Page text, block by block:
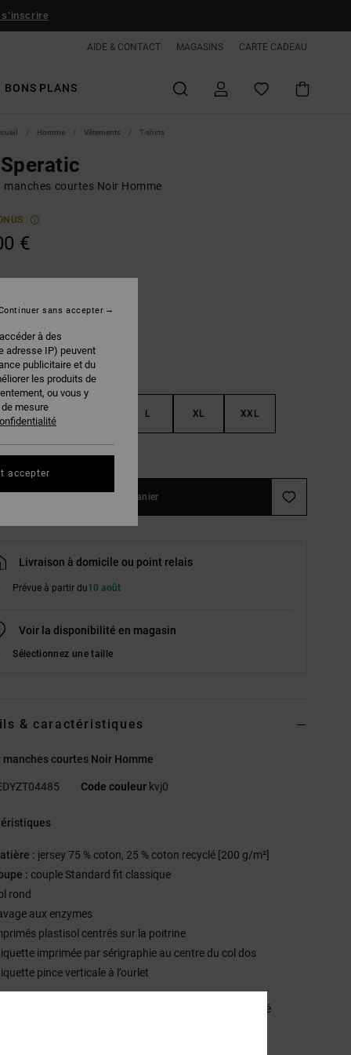
s'inscrire
AIDE & CONTACT MAGASINS CARTE CADEAU
BONS PLANS
Homme Vêtements T-shirts
manches courtes Noir Homme
€
S L XL XXL
Ajouter au panier
Livraison à domicile ou point relais
Prévue à partir du10 août
Voir la disponibilité en magasin
Sélectionnez une taille
& caractéristiques
manches courtes Noir Homme
Code couleur kvj0
: jersey 75 % coton, 25 % coton recyclé [200 g/m²]
: couple Standard fit classique
rond
aux enzymes
plastisol centrés sur la poitrine
imprimée par sérigraphie au centre du col dos
pince verticale à l’ourlet
[Matière principale] 75% coton, 25% coton recyclé
à des
adresse IP) peuvent
publicitaire et du
les produits de
ou vous y
mesure
sans accepter
accepter